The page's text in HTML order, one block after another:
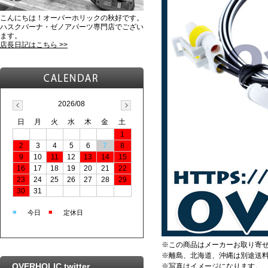
※この商品はメーカーお取り寄
※離島、北海道、沖縄は別途送
※写真はイメージになります。
こんにちは！オーバーホリックの秋好です。
ハスクバーナ・ゼノアパーツ専門店でござい
ます。
店長日記はこちら >>
2026/08
日 月 火 水 木 金
土
1
2
3 4 5 6 7
8
9
10 11 12 13 14
15
16
17 18 19 20 21
22
23
24 25 26 27 28
29
30
31
■ 今日 ■ 定休日